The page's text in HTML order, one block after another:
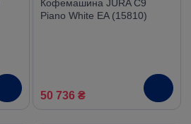
Кофемашина JURA C9
Piano White EA (15810)
50 736 ₴